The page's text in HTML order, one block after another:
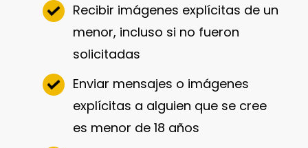
Recibir imágenes explícitas de un
menor, incluso si no fueron
solicitadas
Enviar mensajes o imágenes
explícitas a alguien que se cree
es menor de 18 años